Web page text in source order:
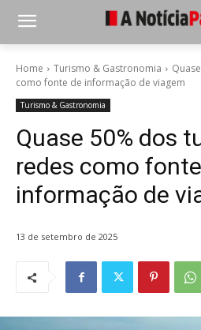
Home Turismo & Gastronomia
como fonte de informação de viagem
Turismo & Gastronomia
Quase 50% dos
redes como
informação de
13 de setembro de 2025